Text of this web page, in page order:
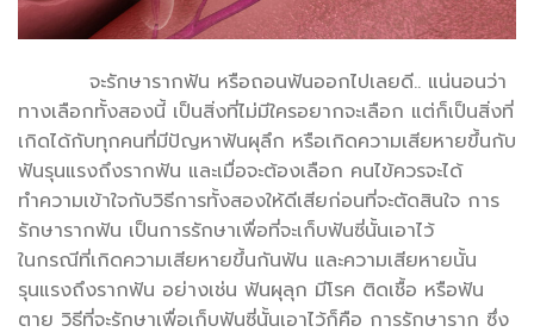
จะรักษารากฟัน หรือถอนฟันออกไปเลยดี.. แน่นอนว่า
ทางเลือกทั้งสองนี้ เป็นสิ่งที่ไม่มีใครอยากจะเลือก แต่ก็เป็นสิ่งที่
เกิดได้กับทุกคนที่มีปัญหาฟันผุลึก หรือเกิดความเสียหายขึ้นกับ
ฟันรุนแรงถึงรากฟัน และเมื่อจะต้องเลือก คนไข้ควรจะได้
ทำความเข้าใจกับวิธีการทั้งสองให้ดีเสียก่อนที่จะตัดสินใจ การ
รักษารากฟัน เป็นการรักษาเพื่อที่จะเก็บฟันซี่นั้นเอาไว้
ในกรณีที่เกิดความเสียหายขึ้นกันฟัน และความเสียหายนั้น
รุนแรงถึงรากฟัน อย่างเช่น ฟันผุลุก มีโรค ติดเชื้อ หรือฟัน
ตาย วิธีที่จะรักษาเพื่อเก็บฟันซี่นั้นเอาไว้ก็คือ การรักษาราก ซึ่ง